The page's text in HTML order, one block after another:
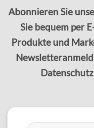
Abonnieren Sie
Sie bequem per
Produkte und